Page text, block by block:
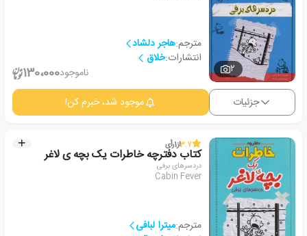
2
مترجم:هاجر دلشاد
انتشارات:خلاق
ناموجود130،000
جزئیات موجود شد، خبرم کن!
3.7از1رأی
کتاب دفترچه خاطرات یک بچه ی لاغر
دردسرهای برفی
Cabin Fever
مترجم:میترا لبافی